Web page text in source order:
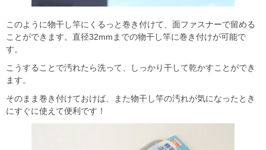
このように物干し竿にくるっと巻き付けて、面ファスナーで留める
ことができます。直径32mmまでの物干し竿に巻き付けが可能で
す。
こうすることで汚れたら洗って、しっかり干して乾かすことができ
ます。
そのまま巻き付けておけば、また物干し竿の汚れが気になったとき
にすぐに使えて便利です！